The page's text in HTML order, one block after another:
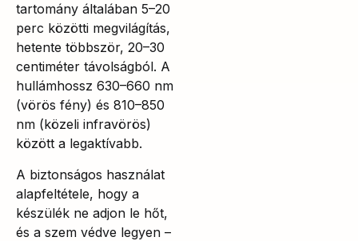
tartomány általában 5–20
perc közötti megvilágítás,
hetente többször, 20–30
centiméter távolságból. A
hullámhossz 630–660 nm
(vörös fény) és 810–850
nm (közeli infravörös)
között a legaktívabb.
A biztonságos használat
alapfeltétele, hogy a
készülék ne adjon le hőt,
és a szem védve legyen –